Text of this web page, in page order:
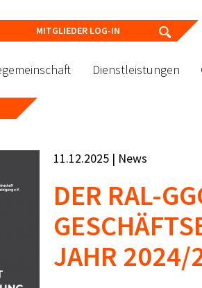
MITGLIEDER LOG-IN
Dienstleistungen
11.12.2025 | News
DER RAL-
JAHR 2024/